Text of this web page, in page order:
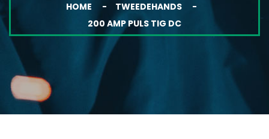
HOME
TWEEDEHANDS
200 AMP PULS TIG DC